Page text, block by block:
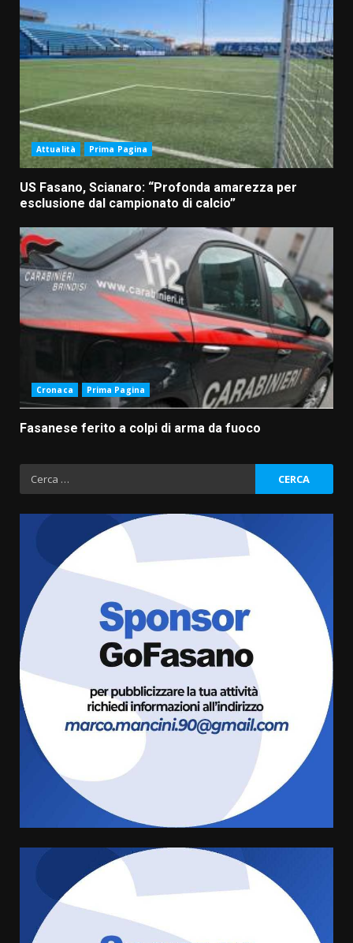
Attualità Prima Pagina
US Fasano, Scianaro: “Profonda amarezza per
esclusione dal campionato di calcio”
Cronaca Prima Pagina
Fasanese ferito a colpi di arma da fuoco
Ricerca
per:
Fasanese ferito a colpi di arma
da fuoco
6 Agosto 2026 18:13
Carta d’identità: continua il piano
di aperture straordinarie del
Comune di Fasano
Grazia Neglia, coordinatrice
cittadina di Fratelli d’Italia,
pronta a tornare in Consiglio
comunale
6 Agosto 2026 08:00
Cura dei beni comuni e